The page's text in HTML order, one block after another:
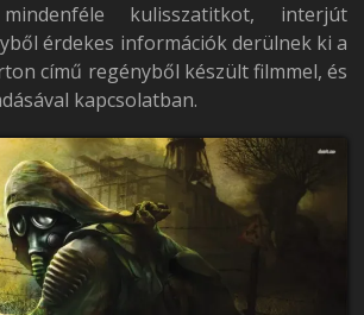
kulisszatitkot, interjút
érdekes információk derülnek ki a
című regényből készült filmmel, és
kapcsolatban.